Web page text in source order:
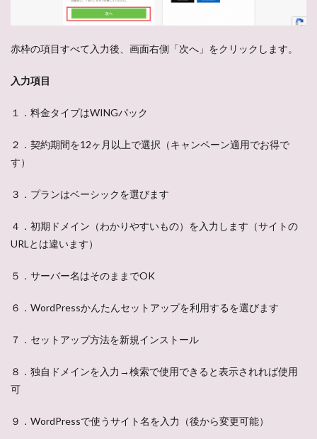
赤枠の項目すべて入力後、画面右側「次へ」をクリックします。
入力項目
１．料金タイプはWINGパック
２．契約期間を12ヶ月以上で選択（キャンペーン適用でお得で
す）
３．プランはベーシックを選びます
４．初期ドメイン（わかりやすいもの）を入力します（サイトの
URLとは違います）
５．サーバー名はそのままでOK
６．WordPressかんたんセットアップを利用するを選びます
７．セットアップ方法を新規インストール
８．独自ドメインを入力→検索で使用できると表示されれば使用
可
９．WordPressで使うサイト名を入力（後から変更可能）